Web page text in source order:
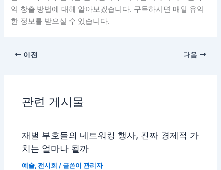
익 창출 방법에 대해 알아보겠습니다. 구독하시면 매일 유익
한 정보를 받으실 수 있습니다.
이전 다음
관련 게시물
재벌 부호들의 네트워킹 행사, 진짜 경제적 가
치는 얼마나 될까
예술, 전시회 / 글쓴이관리자